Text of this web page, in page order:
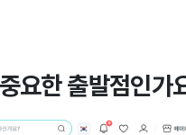
요한 출발점인가